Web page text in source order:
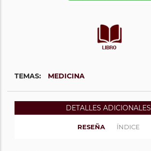
TEMAS: MEDICINA
DETALLES ADICIONALES
RESEÑA ÍNDICE